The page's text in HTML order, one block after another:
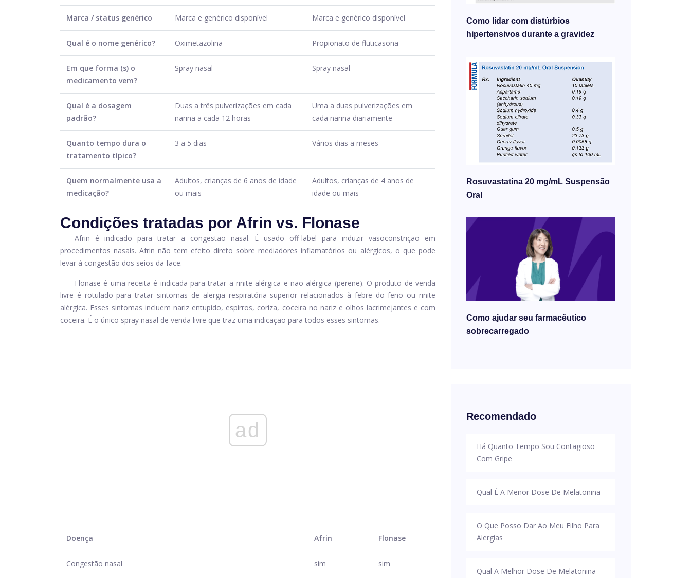
Marca / status genérico Marca e genérico disponível Marca e genérico disponível
Qual é o nome genérico? Oximetazolina Propionato de fluticasona
Em que forma (s) o
medicamento vem?
Spray nasal Spray nasal
Qual é a dosagem
padrão?
Duas a três pulverizações em cada
narina a cada 12 horas
Uma a duas pulverizações em
cada narina diariamente
Quanto tempo dura o
tratamento típico?
3 a 5 dias Vários dias a meses
Quem normalmente usa a
medicação?
Adultos, crianças de 6 anos de idade
ou mais
Adultos, crianças de 4 anos de
idade ou mais
Condições tratadas por Afrin vs. Flonase
Afrin é indicado para tratar a congestão nasal. É usado off-label para induzir vasoconstrição em
procedimentos nasais. Afrin não tem efeito direto sobre mediadores inflamatórios ou alérgicos, o que pode
levar à congestão dos seios da face.
Flonase é uma receita é indicada para tratar a rinite alérgica e não alérgica (perene). O produto de venda
livre é rotulado para tratar sintomas de alergia respiratória superior relacionados à febre do feno ou rinite
alérgica. Esses sintomas incluem nariz entupido, espirros, coriza, coceira no nariz e olhos lacrimejantes e com
coceira. É o único spray nasal de venda livre que traz uma indicação para todos esses sintomas.
ad
Doença Afrin Flonase
Congestão nasal sim sim
Como lidar com distúrbios
hipertensivos durante a gravidez
Rosuvastatina 20 mg/mL Suspensão
Oral
Como ajudar seu farmacêutico
sobrecarregado
Recomendado
Há Quanto Tempo Sou Contagioso
Com Gripe
Qual É A Menor Dose De Melatonina
O Que Posso Dar Ao Meu Filho Para
Alergias
Qual A Melhor Dose De Melatonina